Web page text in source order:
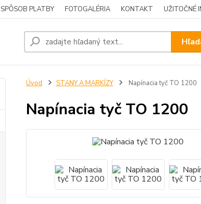
SPÔSOB PLATBY FOTOGALÉRIA KONTAKT UŽITOČNÉ
Úvod STANY A MARKÍZY Napínacia tyč TO 1200
Napínacia tyč TO 1200